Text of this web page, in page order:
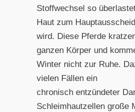
Stoffwechsel so
Haut zum
wird. Diese Pferde
ganzen Körper und
Winter nicht zur Ruhe.
vielen Fällen ein
chronisch entzündeter
Schleimhautzellen große